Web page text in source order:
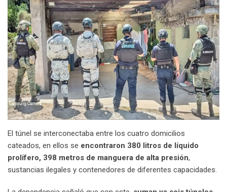
El túnel se interconectaba entre los cuatro domicilios
cateados, en ellos se encontraron 380 litros de líquido
prolífero, 398 metros de manguera de alta presión,
sustancias ilegales y contenedores de diferentes capacidades.